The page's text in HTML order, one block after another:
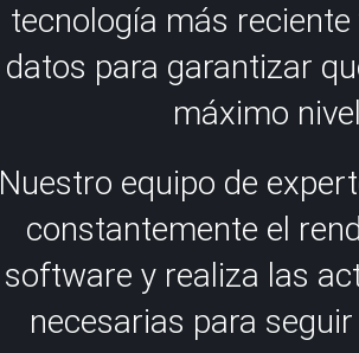
tecnología más
datos para garantizar
máximo
Nuestro equipo de
constantemente el
software y realiza las
necesarias para